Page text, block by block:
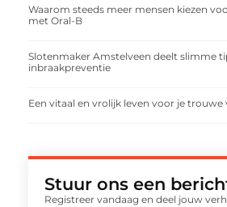
Waarom steeds meer mensen kiezen
met Oral-B
Slotenmaker Amstelveen deelt slimme
inbraakpreventie
Een vitaal en vrolijk leven voor je trouwe
Stuur ons een
Registreer vandaag en deel jouw